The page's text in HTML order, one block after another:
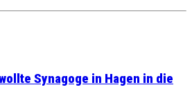
Synagoge in Hagen in die